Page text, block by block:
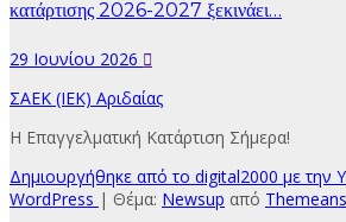
κατάρτισης 2026-2027 ξεκινάει…
29 Ιουνίου 2026
ΣΑΕΚ (ΙΕΚ) Αριδαίας
Η Επαγγελματική Κατάρτιση Σήμερα!
Δημιουργήθηκε από το digital2000 με την
WordPress | Θέμα: Newsup από